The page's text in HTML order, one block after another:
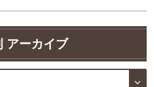
アーカイブ